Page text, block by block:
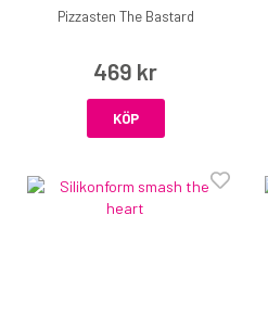
Pizzasten The Bastard
469 kr
KÖP